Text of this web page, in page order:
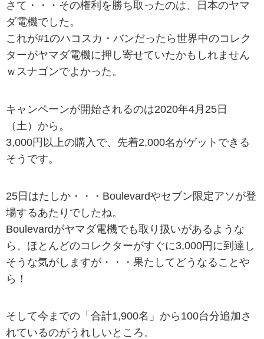
さて・・・その権利を勝ち取ったのは、日本のヤマ
ダ電機でした。
これが#1のハコスカ・バンだったら世界中のコレク
ターがヤマダ電機に押し寄せていたかもしれません
ｗスナゴンでよかった。
キャンペーンが開始されるのは2020年4月25日
（土）から。
3,000円以上の購入で、先着2,000名がゲットできる
そうです。
25日はたしか・・・Boulevardやセブン限定アソが登
場するあたりでしたね。
Boulevardがヤマダ電機でも取り扱いがあるような
ら、ほとんどのコレクターがすぐに3,000円に到達し
そうな気がしますが・・・果たしてどうなることや
ら！
そして今までの「合計1,900名」から100台分追加さ
れているのがうれしいところ。